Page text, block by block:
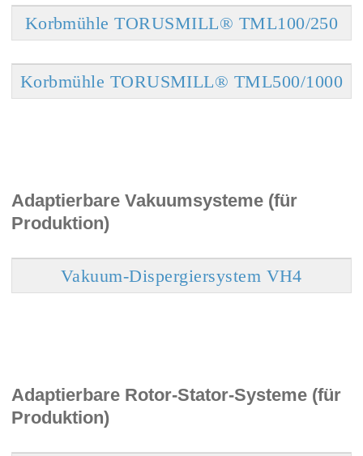
Korbmühle TORUSMILL® TML100/250
Korbmühle TORUSMILL® TML500/1000
Adaptierbare Vakuumsysteme (für
Produktion)
Vakuum-Dispergiersystem VH4
Adaptierbare Rotor-Stator-Systeme (für
Produktion)